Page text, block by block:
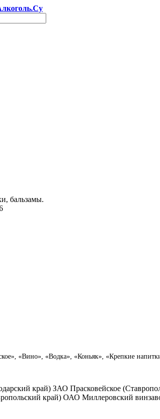
бальзамы.
«Вино», «Водка», «Коньяк», «Крепкие
край) ЗАО Прасковейское
край) ОАО Миллеровский